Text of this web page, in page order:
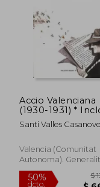
50%
dcto.
Accio Valenciana
(1930-1931) *
cd la Consciència
Desvetlada
Santi Valles
Valencia (Comunitat
Autonoma).
Tapa Blanda,